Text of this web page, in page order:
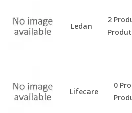
Ledan
2
Lifecare
0